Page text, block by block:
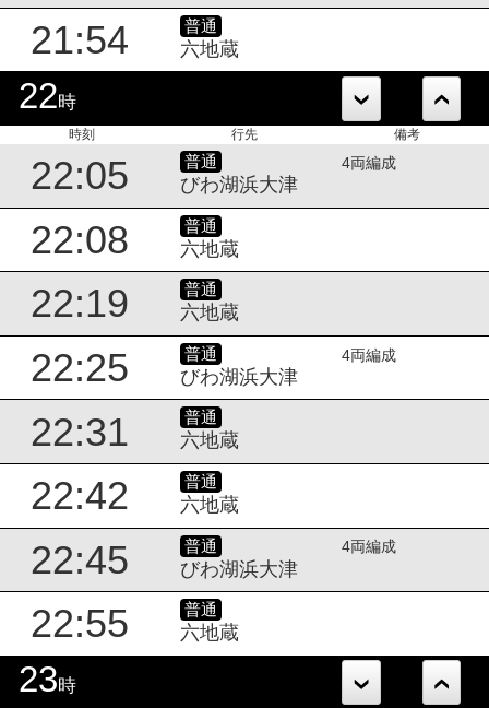
21:54 普通
六地蔵
22時
時刻 行先 備考
22:05 普通
びわ湖浜大津
4両編成
22:08 普通
六地蔵
22:19 普通
六地蔵
22:25 普通
びわ湖浜大津
4両編成
22:31 普通
六地蔵
22:42 普通
六地蔵
22:45 普通
びわ湖浜大津
4両編成
22:55 普通
六地蔵
23時